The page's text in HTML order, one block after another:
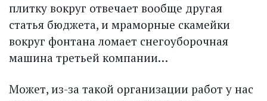
плитку вокруг отвечает вообще другая
статья бюджета, и мраморные скамейки
вокруг фонтана ломает снегоуборочная
машина третьей компании…
Может, из-за такой организации работ у нас